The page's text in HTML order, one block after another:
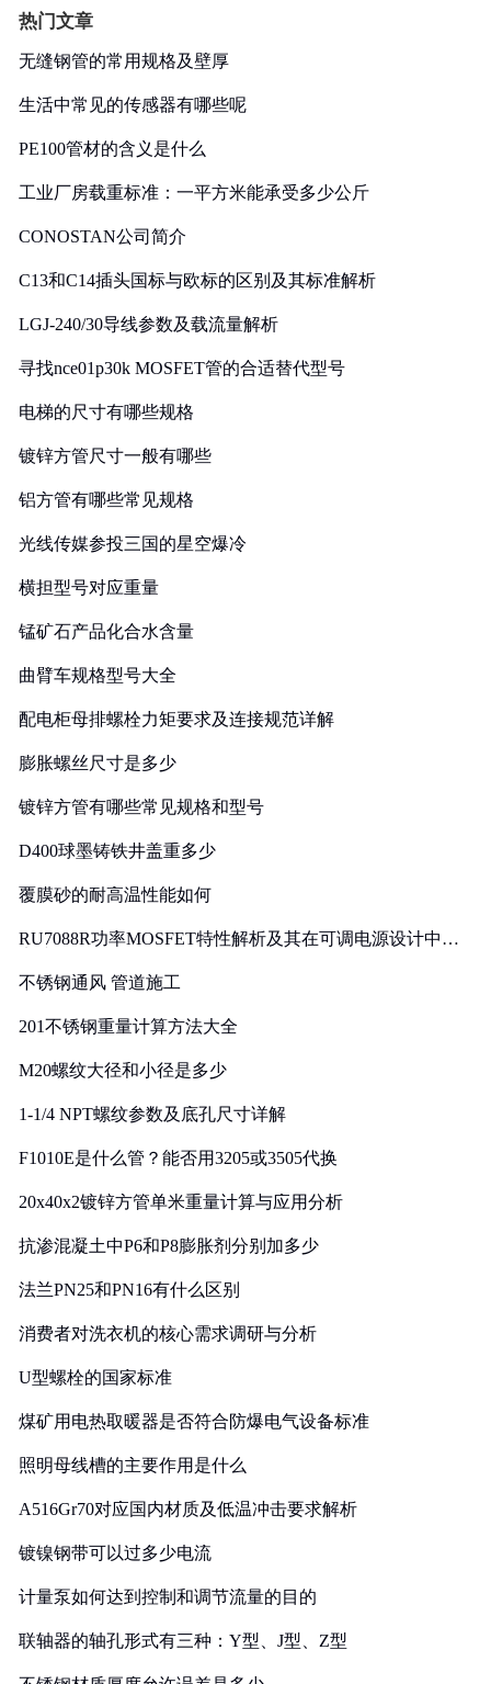
热门文章
无缝钢管的常用规格及壁厚
生活中常见的传感器有哪些呢
PE100管材的含义是什么
工业厂房载重标准：一平方米能承受多少公斤
CONOSTAN公司简介
C13和C14插头国标与欧标的区别及其标准解析
LGJ-240/30导线参数及载流量解析
寻找nce01p30k MOSFET管的合适替代型号
电梯的尺寸有哪些规格
镀锌方管尺寸一般有哪些
铝方管有哪些常见规格
光线传媒参投三国的星空爆冷
横担型号对应重量
锰矿石产品化合水含量
曲臂车规格型号大全
配电柜母排螺栓力矩要求及连接规范详解
膨胀螺丝尺寸是多少
镀锌方管有哪些常见规格和型号
D400球墨铸铁井盖重多少
覆膜砂的耐高温性能如何
RU7088R功率MOSFET特性解析及其在可调电源设计中的
不锈钢通风 管道施工
201不锈钢重量计算方法大全
M20螺纹大径和小径是多少
1-1/4 NPT螺纹参数及底孔尺寸详解
F1010E是什么管？能否用3205或3505代换
20x40x2镀锌方管单米重量计算与应用分析
抗渗混凝土中P6和P8膨胀剂分别加多少
法兰PN25和PN16有什么区别
消费者对洗衣机的核心需求调研与分析
U型螺栓的国家标准
煤矿用电热取暖器是否符合防爆电气设备标准
照明母线槽的主要作用是什么
A516Gr70对应国内材质及低温冲击要求解析
镀镍钢带可以过多少电流
计量泵如何达到控制和调节流量的目的
联轴器的轴孔形式有三种：Y型、J型、Z型